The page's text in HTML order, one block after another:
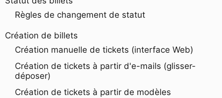
Règles de changement de statut
Création de billets
Création manuelle de tickets (interface Web)
Création de tickets à partir d'e-mails (glisser-
déposer)
Création de tickets à partir de modèles